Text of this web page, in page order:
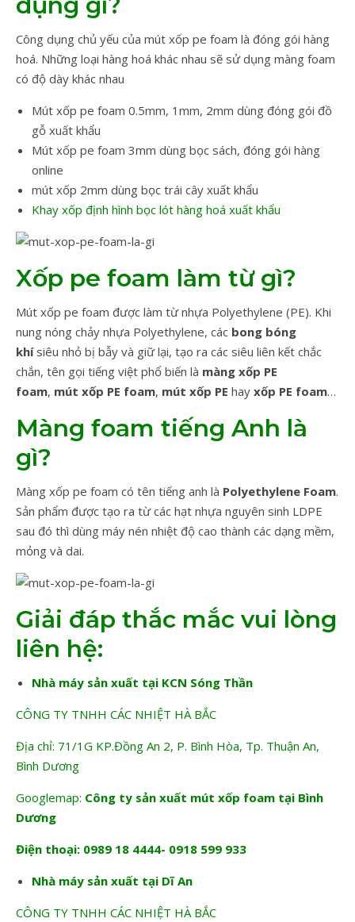
Công dụng chủ yếu của mút xốp pe foam là đóng gói hàng
hoá. Những loại hàng hoá khác nhau sẽ sử dụng màng foam
có độ dày khác nhau
Mút xốp pe foam 0.5mm, 1mm, 2mm dùng đóng gói đồ
gỗ xuất khẩu
Mút xốp pe foam 3mm dùng bọc sách, đóng gói hàng
online
mút xốp 2mm dùng bọc trái cây xuất khẩu
Khay xốp định hình bọc lót hàng hoá xuất khẩu
Xốp pe foam làm từ gì?
Mút xốp pe foam được làm từ nhựa Polyethylene (PE). Khi
nung nóng chảy nhựa Polyethylene, các bong bóng
khísiêu nhỏ bị bẫy và giữ lại, tạo ra các siêu liên kết chắc
chắn, tên gọi tiếng việt phổ biến là màng xốp PE
foam, mút xốp PE foam, mút xốp PE hay xốp PE foam…
Màng foam tiếng Anh là
gì?
Màng xốp pe foam có tên tiếng anh là Polyethylene Foam.
Sản phẩm được tạo ra từ các hạt nhựa nguyên sinh LDPE
sau đó thì dùng máy nén nhiệt độ cao thành các dạng mềm,
mỏng và dai.
Giải đáp thắc mắc vui lòng
liên hệ:
Nhà máy sản xuất tại KCN Sóng Thần
CÔNG TY TNHH CÁC NHIỆT HÀ BẮC
Địa chỉ: 71/1G KP.Đồng An 2, P. Bình Hòa, Tp. Thuận An,
Bình Dương
Googlemap: Công ty sản xuất mút xốp foam tại Bình
Dương
Điện thoại: 0989 18 4444- 0918 599 933
Nhà máy sản xuất tại Dĩ An
CÔNG TY TNHH CÁC NHIỆT HÀ BẮC